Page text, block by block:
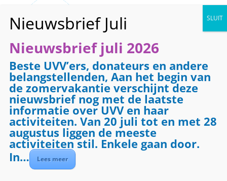
« Alle Evenementen
Evenementenreeks:Telefooncirkel
Telefooncirkel
augustus 25 @ 08:30- 09:30
Nieuwsbrief juli 2026
Beste UVV’ers, donateurs en andere
belangstellenden, Aan het begin van
de zomervakantie verschijnt deze
nieuwsbrief nog met de laatste
informatie over UVV en haar
activiteiten. Van 20 juli tot en met 28
augustus liggen de meeste
activiteiten stil. Enkele gaan door.
In…
Lees meer